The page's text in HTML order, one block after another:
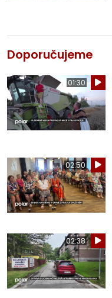
Doporučujeme
01:30
02:50
02:38